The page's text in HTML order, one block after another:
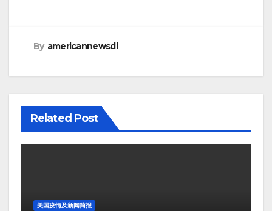
By americannewsdi
Related Post
美国疫情及新闻简报